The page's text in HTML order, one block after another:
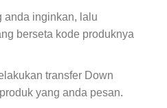
anda inginkan, lalu
berseta kode produknya
transfer Down
yang anda pesan.